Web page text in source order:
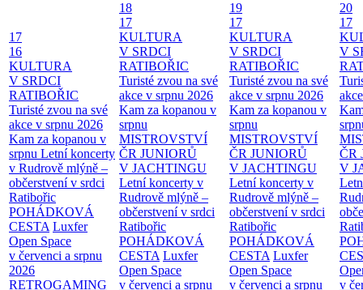
17
16
KULTURA
V SRDCI
RATIBOŘIC
Turisté zvou na své
akce v srpnu 2026
Kam za kopanou v
srpnu Letní koncerty
v Rudrově mlýně –
občerstvení v srdci
Ratibořic
POHÁDKOVÁ
CESTA Luxfer
Open Space
v červenci a srpnu
2026
RETROGAMING
18
17
KULTURA
V SRDCI
RATIBOŘIC
Turisté zvou na své
akce v srpnu 2026
Kam za kopanou v
srpnu
MISTROVSTVÍ
ČR JUNIORŮ
V JACHTINGU
Letní koncerty v
Rudrově mlýně –
občerstvení v srdci
Ratibořic
POHÁDKOVÁ
CESTA Luxfer
Open Space
v červenci a srpnu
19
17
KULTURA
V SRDCI
RATIBOŘIC
Turisté zvou na své
akce v srpnu 2026
Kam za kopanou v
srpnu
MISTROVSTVÍ
ČR JUNIORŮ
V JACHTINGU
Letní koncerty v
Rudrově mlýně –
občerstvení v srdci
Ratibořic
POHÁDKOVÁ
CESTA Luxfer
Open Space
v červenci a srpnu
20
17
V
ČR
V
v